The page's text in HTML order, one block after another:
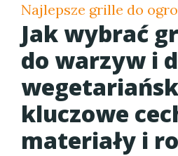
Najlepsze grille do
Jak wybrać
do warzyw i
kluczowe
materiały i